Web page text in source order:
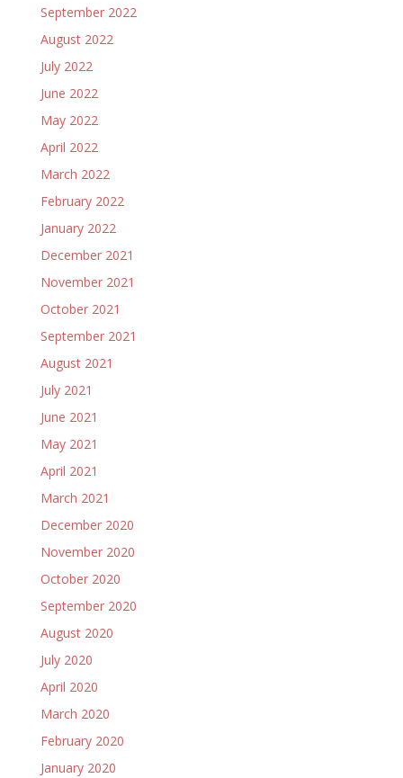
September 2022
August 2022
July 2022
June 2022
May 2022
April 2022
March 2022
February 2022
January 2022
December 2021
November 2021
October 2021
September 2021
August 2021
July 2021
June 2021
May 2021
April 2021
March 2021
December 2020
November 2020
October 2020
September 2020
August 2020
July 2020
April 2020
March 2020
February 2020
January 2020